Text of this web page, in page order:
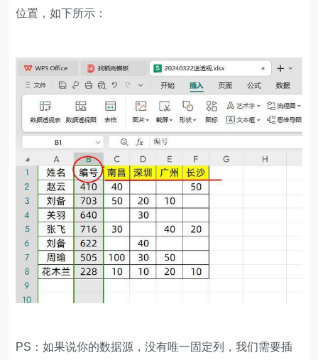
位置，如下所示：
PS：如果说你的数据源，没有唯一固定列，我们需要插